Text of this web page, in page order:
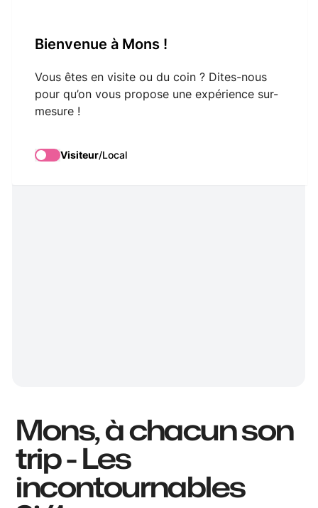
Bienvenue à Mons !
Vous êtes en visite ou du coin ? Dites-nous
pour qu’on vous propose une expérience sur-
mesure !
Visiteur/Local
Mons, à chacun son
trip - Les
incontournables